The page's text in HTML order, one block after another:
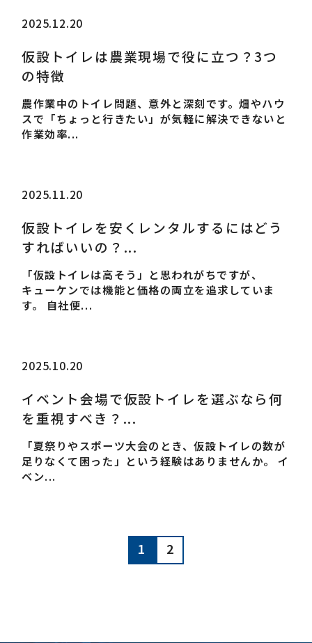
2025.12.20
仮設トイレは農業現場で役に立つ？3つ
の特徴
農作業中のトイレ問題、意外と深刻です。畑やハウ
スで「ちょっと行きたい」が気軽に解決できないと
作業効率...
2025.11.20
仮設トイレを安くレンタルするにはどう
すればいいの？...
「仮設トイレは高そう」と思われがちですが、
キューケンでは機能と価格の両立を追求していま
す。 自社便...
2025.10.20
イベント会場で仮設トイレを選ぶなら何
を重視すべき？...
「夏祭りやスポーツ大会のとき、仮設トイレの数が
足りなくて困った」という経験はありませんか。 イ
ベン...
1 2